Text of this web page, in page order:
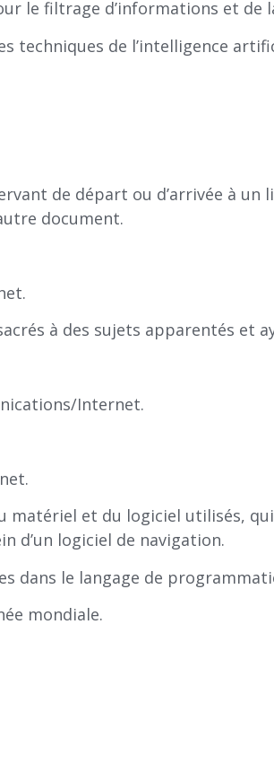
le filtrage d’informations et de
techniques de l’intelligence
de départ ou d’arrivée à
document.
à des sujets apparentés et
Internet.
et du logiciel utilisés,
d’un logiciel de navigation.
dans le langage de
mondiale.